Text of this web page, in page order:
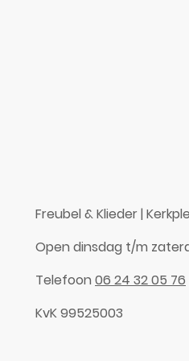
Freubel & Klieder |
Open dinsdag t/m
Telefoon 06 24 32 05 76
KvK 99525003